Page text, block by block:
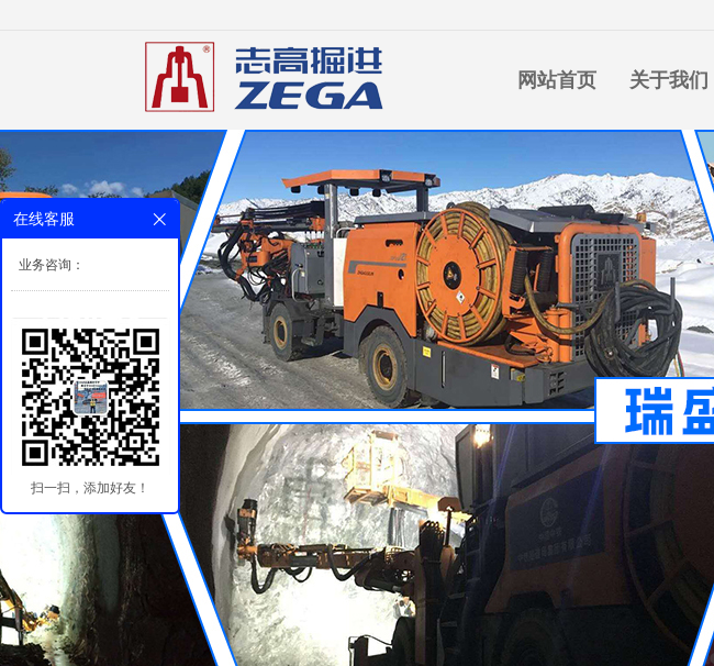
网站首页 关于我们
在线客服
业务咨询：
扫一扫，添加好友！